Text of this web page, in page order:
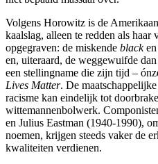
Volgens Horowitz is de
kaalslag, alleen te redden als haar
opgegraven: de miskende blacken
en, uiteraard, de weggewuifde
een stellingname die zijn tijd –
Lives Matter. De
racisme kan eindelijk tot
wittemannenbolwerk.
en Julius Eastman (1940-1990),
noemen, krijgen steeds vaker de
kwaliteiten verdienen.